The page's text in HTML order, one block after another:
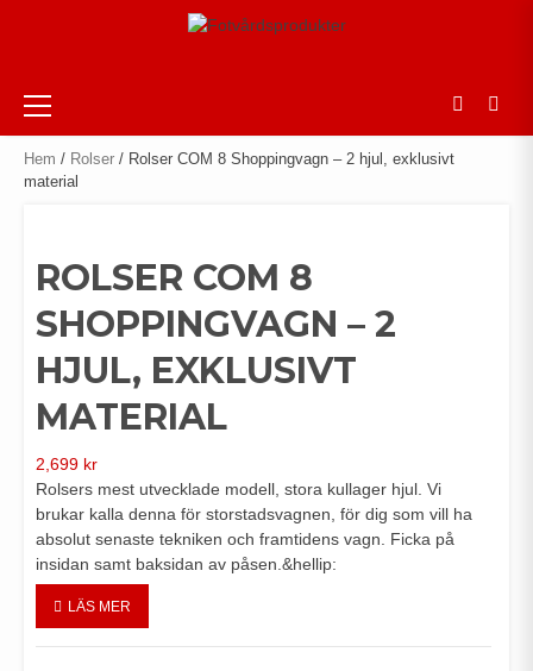
Primary
Menu
Hem / Rolser / Rolser COM 8 Shoppingvagn – 2 hjul, exklusivt
material
ROLSER COM 8
SHOPPINGVAGN – 2
HJUL, EXKLUSIVT
MATERIAL
2,699 kr
Rolsers mest utvecklade modell, stora kullager hjul. Vi
brukar kalla denna för storstadsvagnen, för dig som vill ha
absolut senaste tekniken och framtidens vagn. Ficka på
insidan samt baksidan av påsen.&hellip:
LÄS MER